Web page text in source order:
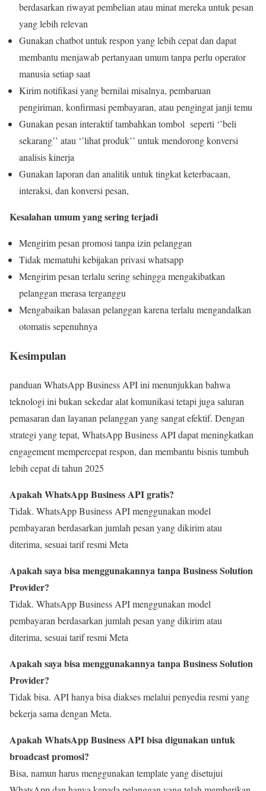
berdasarkan riwayat pembelian atau minat mereka untuk pesan
yang lebih relevan
Gunakan chatbot untuk respon yang lebih cepat dan dapat
membantu menjawab pertanyaan umum tanpa perlu operator
manusia setiap saat
Kirim notifikasi yang bernilai misalnya, pembaruan
pengiriman, konfirmasi pembayaran, atau pengingat janji temu
Gunakan pesan interaktif tambahkan tombol seperti ‘’beli
sekarang’’ atau ‘’lihat produk’’ untuk mendorong konversi
analisis kinerja
Gunakan laporan dan analitik untuk tingkat keterbacaan,
interaksi, dan konversi pesan,
Kesalahan umum yang sering terjadi
Mengirim pesan promosi tanpa izin pelanggan
Tidak mematuhi kebijakan privasi whatsapp
Mengirim pesan terlalu sering sehingga mengakibatkan
pelanggan merasa terganggu
Mengabaikan balasan pelanggan karena terlalu mengandalkan
otomatis sepenuhnya
Kesimpulan
panduan WhatsApp Business API ini menunjukkan bahwa
teknologi ini bukan sekedar alat komunikasi tetapi juga saluran
pemasaran dan layanan pelanggan yang sangat efektif. Dengan
strategi yang tepat, WhatsApp Business API dapat meningkatkan
engagement mempercepat respon, dan membantu bisnis tumbuh
lebih cepat di tahun 2025
Apakah WhatsApp Business API gratis?
Tidak. WhatsApp Business API menggunakan model
pembayaran berdasarkan jumlah pesan yang dikirim atau
diterima, sesuai tarif resmi Meta
Apakah saya bisa menggunakannya tanpa Business Solution
Provider?
Tidak. WhatsApp Business API menggunakan model
pembayaran berdasarkan jumlah pesan yang dikirim atau
diterima, sesuai tarif resmi Meta
Apakah saya bisa menggunakannya tanpa Business Solution
Provider?
Tidak bisa. API hanya bisa diakses melalui penyedia resmi yang
bekerja sama dengan Meta.
Apakah WhatsApp Business API bisa digunakan untuk
broadcast promosi?
Bisa, namun harus menggunakan template yang disetujui